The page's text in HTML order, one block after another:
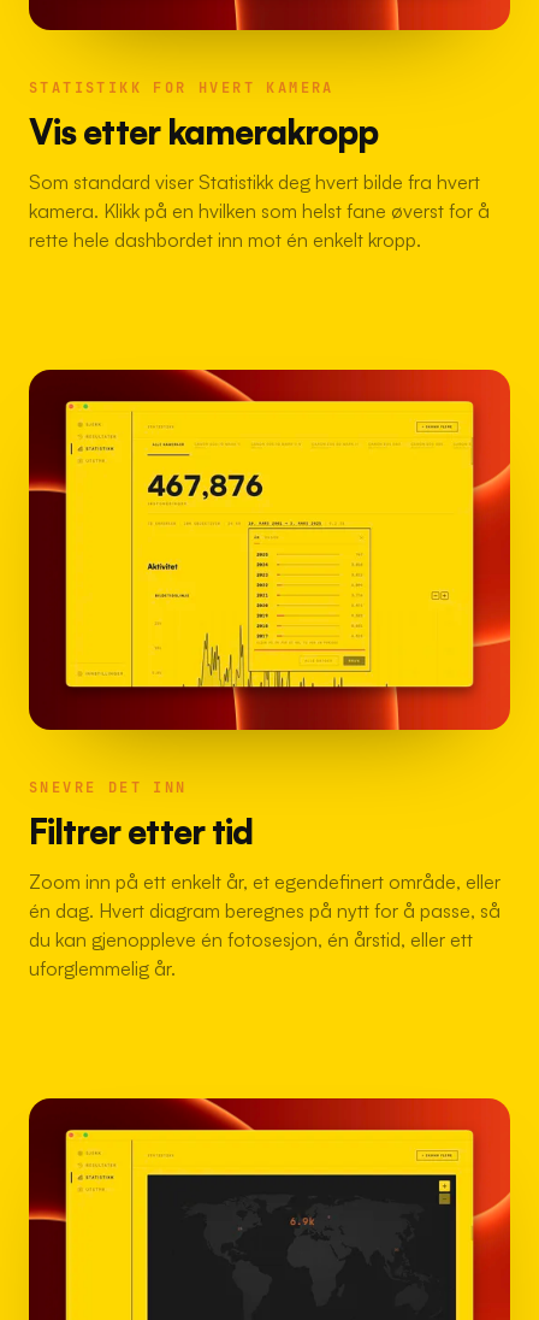
STATISTIKK FOR HVERT KAMERA
Vis etter kamerakropp
Som standard viser Statistikk deg hvert bilde fra hvert
kamera. Klikk på en hvilken som helst fane øverst for å
rette hele dashbordet inn mot én enkelt kropp.
SNEVRE DET INN
Filtrer etter tid
Zoom inn på ett enkelt år, et egendefinert område, eller
én dag. Hvert diagram beregnes på nytt for å passe, så
du kan gjenoppleve én fotosesjon, én årstid, eller ett
uforglemmelig år.